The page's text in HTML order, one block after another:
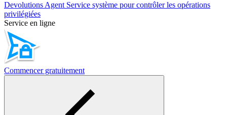
Devolutions Agent Service système pour contrôler les opérations
privilégiées
Service en ligne
Commencer gratuitement